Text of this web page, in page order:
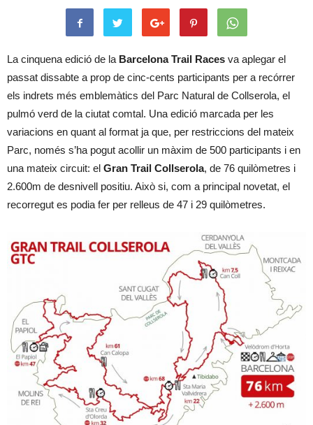
La cinquena edició de la Barcelona Trail Races va aplegar el
passat dissabte a prop de cinc-cents participants per a recórrer
els indrets més emblemàtics del Parc Natural de Collserola, el
pulmó verd de la ciutat comtal. Una edició marcada per les
variacions en quant al format ja que, per restriccions del mateix
Parc, només s’ha pogut acollir un màxim de 500 participants i en
una mateix circuit: el Gran Trail Collserola, de 76 quilòmetres i
2.600m de desnivell positiu. Això si, com a principal novetat, el
recorregut es podia fer per relleus de 47 i 29 quilòmetres.